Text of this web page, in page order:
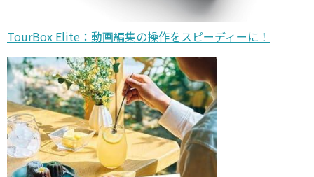
TourBox Elite：動画編集の操作をスピーディーに！